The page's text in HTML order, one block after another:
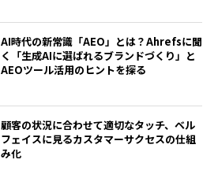
AI時代の新常識「AEO」とは？Ahrefsに聞
く「生成AIに選ばれるブランドづくり」と
AEOツール活用のヒントを探る
顧客の状況に合わせて適切なタッチ、ベル
フェイスに見るカスタマーサクセスの仕組
み化